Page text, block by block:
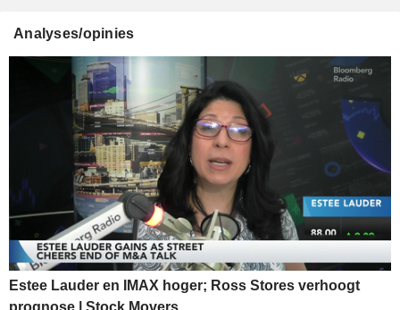
Analyses/opinies
Estee Lauder en IMAX hoger; Ross Stores verhoogt